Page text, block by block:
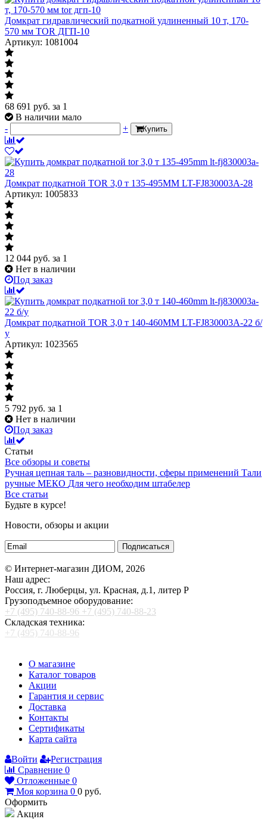
Домкрат гидравлический подкатной удлиненный 10 т, 170-
570 мм TOR ДГП-10
Артикул: 1081004
68 691 руб. за 1
В наличии мало
-
+ Купить
Домкрат подкатной TOR 3,0 т 135-495MM LT-FJ830003A-28
Артикул: 1005833
12 044 руб. за 1
Нет в наличии
Под заказ
Домкрат подкатной TOR 3,0 т 140-460MM LT-FJ830003A-22 б/
у
Артикул: 1023565
5 792 руб. за 1
Нет в наличии
Под заказ
Статьи
Все обзоры и советы
Ручная цепная таль – разновидности, сферы применений Тали
ручные МЕКО Для чего необходим штабелер
Все статьи
Будьте в курсе!
Новости, обзоры и акции
Подписаться
© Интернет-магазин ДИОМ, 2026
Наш адрес:
Россия, г. Люберцы, ул. Красная, д.1, литер Р
Грузоподъемное оборудование:
+7 (495) 740-88-96 +7 (495) 740-88-23
Складская техника:
+7 (495) 740-88-96
О магазине
Каталог товаров
Акции
Гарантия и сервис
Доставка
Контакты
Сертификаты
Карта сайта
Войти
Регистрация
Сравнение 0
Отложенные 0
Моя корзина 0 0 руб.
Оформить
Акция